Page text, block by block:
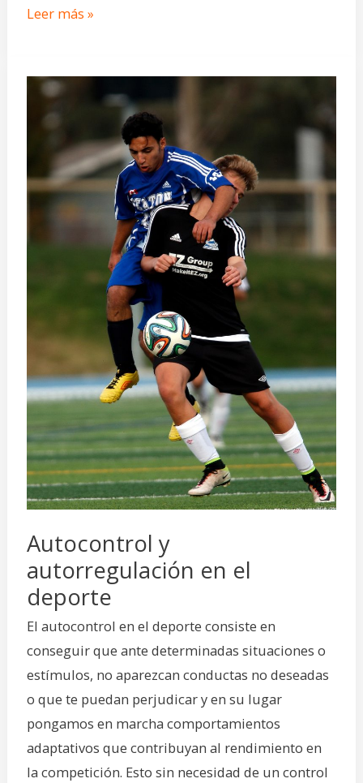
Leer más »
Autocontrol y
autorregulación en el
deporte
El autocontrol en el deporte consiste en
conseguir que ante determinadas situaciones o
estímulos, no aparezcan conductas no deseadas
o que te puedan perjudicar y en su lugar
pongamos en marcha comportamientos
adaptativos que contribuyan al rendimiento en
la competición. Esto sin necesidad de un control
Autocontrol
autorregulación
el
deporte